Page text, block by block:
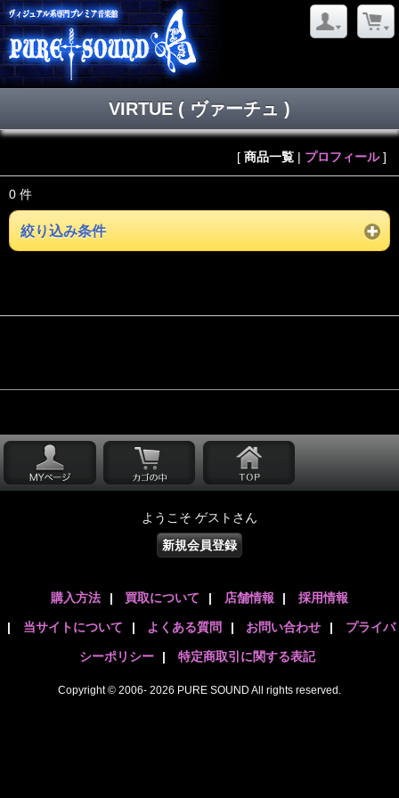
VIRTUE ( ヴァーチュ )
[ 商品一覧 | プロフィール]
0 件
絞り込み条件
ようこそ ゲストさん
新規会員登録
購入方法 | 買取について | 店舗情報 | 採用情報
| 当サイトについて | よくある質問 | お問い合わせ | プライバ
シーポリシー | 特定商取引に関する表記
Copyright © 2006- 2026 PURE SOUND All rights reserved.